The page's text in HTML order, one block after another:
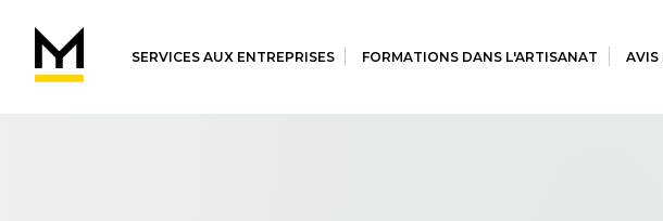
SERVICES AUX ENTREPRISES FORMATIONS DANS L'ARTISANAT AVIS